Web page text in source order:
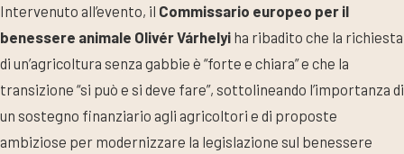
Intervenuto all’evento, il Commissario europeo per il
benessere animale Olivér Várhelyi ha ribadito che la richiesta
di un’agricoltura senza gabbie è “forte e chiara” e che la
transizione “si può e si deve fare”, sottolineando l’importanza di
un sostegno finanziario agli agricoltori e di proposte
ambiziose per modernizzare la legislazione sul benessere